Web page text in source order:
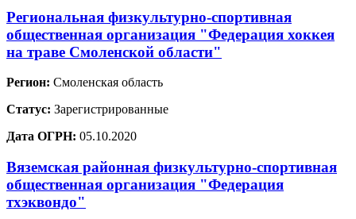
Региональная физкультурно-спортивная
общественная организация "Федерация хоккея
на траве Смоленской области"
Регион: Смоленская область
Статус: Зарегистрированные
Дата ОГРН: 05.10.2020
Вяземская районная физкультурно-спортивная
общественная организация "Федерация
тхэквондо"